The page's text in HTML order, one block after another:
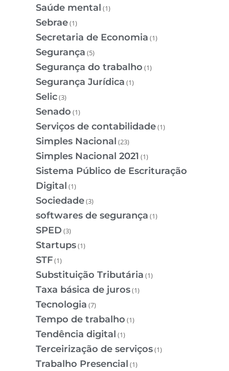
Saúde mental (1)
Sebrae(1)
Secretaria de Economia (1)
Segurança (5)
Segurança do trabalho (1)
Segurança Jurídica (1)
Selic(3)
Senado (1)
Serviços de contabilidade(1)
Simples Nacional (23)
Simples Nacional 2021 (1)
Sistema Público de Escrituração
Digital (1)
Sociedade(3)
softwares de segurança (1)
SPED (3)
Startups(1)
STF(1)
Substituição Tributária (1)
Taxa básica de juros(1)
Tecnologia (7)
Tempo de trabalho (1)
Tendência digital (1)
Terceirização de serviços(1)
Trabalho Presencial (1)